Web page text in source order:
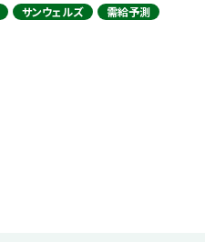
サンウェルズ
需給予測